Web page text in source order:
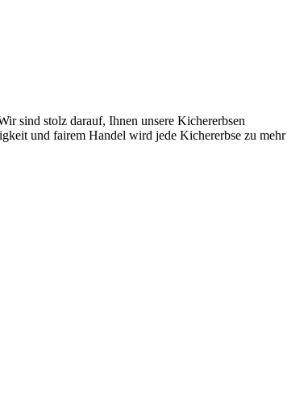
sind stolz darauf, Ihnen unsere Kichererbsen
und fairem Handel wird jede Kichererbse zu mehr